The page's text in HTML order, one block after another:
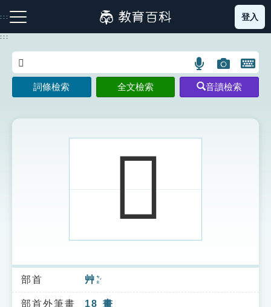
到
主
:::
注音索引圖示 筆畫索引圖示 部首索引表圖示
索引選單
知識索引
登入
:::
語
言
搜
示
圖
片
搜
開
鍵
圖
詞條檢索 全文檢索 音讀檢索
𧄚
部首 艸 ㄘㄠˇ
部首外筆畫 18 畫